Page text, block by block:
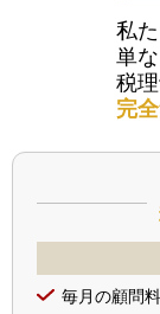
私
単
税
完
毎月の顧問